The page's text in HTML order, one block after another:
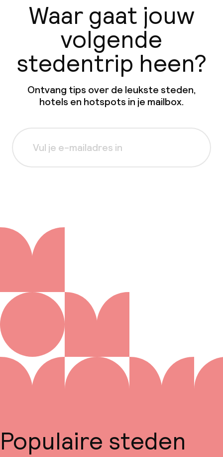
Waar gaat jouw
volgende
stedentrip heen?
Ontvang tips over de leukste steden,
hotels en hotspots in je mailbox.
Populaire steden